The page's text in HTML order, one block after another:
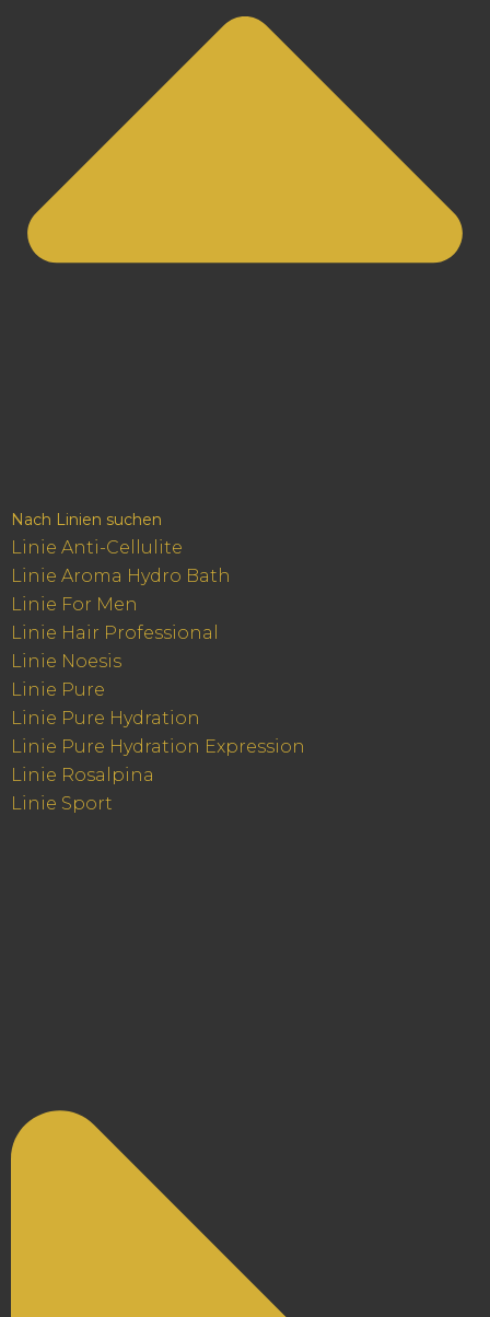
Nach Linien suchen
Linie Anti-Cellulite
Linie Aroma Hydro Bath
Linie For Men
Linie Hair Professional
Linie Noesis
Linie Pure
Linie Pure Hydration
Linie Pure Hydration Expression
Linie Rosalpina
Linie Sport